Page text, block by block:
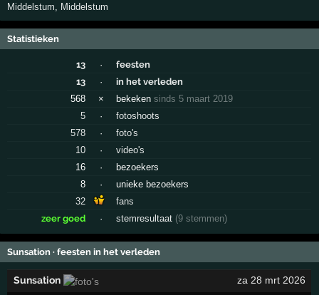
Middelstum, Middelstum
Statistieken
13 ·
feesten
13
·
in het verleden
568
× bekekensinds 5 maart 2019
5
·
fotoshoots
578
·
foto's
10
·
video's
16
·
bezoekers
8
·
unieke bezoekers
32
fans
zeer goed
· stemresultaat (9 stemmen)
Sunsation · feesten in het verleden
Sunsation za 28 mrt 2026